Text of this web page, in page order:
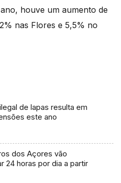
houve um aumento de
nas Flores e 5,5% no
de lapas resulta em
este ano
dos Açores vão
24 horas por dia a partir